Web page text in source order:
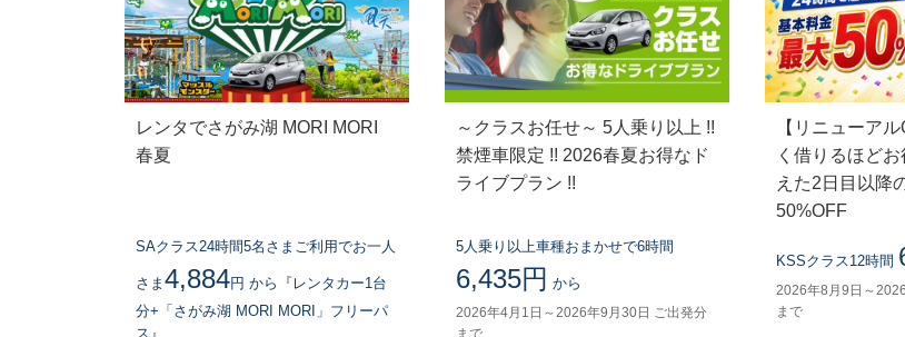
レンタでさがみ湖 MORI MORI
春夏
SAクラス24時間5名さまご利用でお一人
さま 4,884円 から『レンタカー1台
分+「さがみ湖 MORI MORI」フリーパ
ス』
～クラスお任せ～ 5人乗り以上 !!
禁煙車限定 !! 2026春夏お得なド
ライブプラン !!
5人乗り以上車種おまかせで6時間
6,435円 から
2026年4月1日～2026年9月30日 ご出発分
まで
【リニューア
く借りるほど
えた2日目以降
50%OFF
KSSクラス12時間
2026年8月9日～
まで